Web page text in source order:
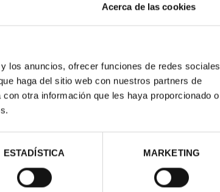
Acerca de las cookies
los anuncios, ofrecer funciones de redes sociales
haga del sitio web con nuestros partners de
otra información que les haya proporcionado o
ESTADÍSTICA MARKETING